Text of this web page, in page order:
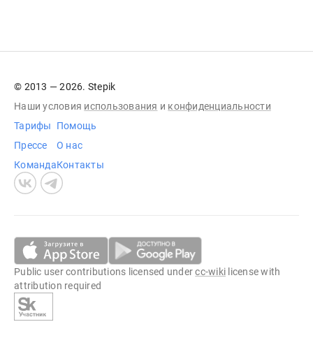
© 2013 — 2026. Stepik
Наши условия использования и конфиденциальности
Тарифы
Прессе
Команда
Помощь
О нас
Контакты
Public user contributions licensed undercc-wiki license with
attribution required